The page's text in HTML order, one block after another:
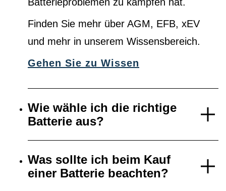
Finden Sie mehr über AGM, EFB, xEV
und mehr in unserem Wissensbereich.
Gehen Sie zu Wissen
Wie wähle ich die richtige
Batterie aus?
Was sollte ich beim Kauf
einer Batterie beachten?